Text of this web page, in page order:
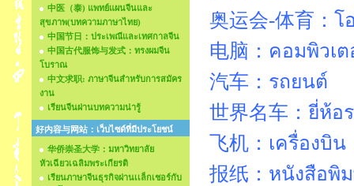
中医（泰) แพทย์แผนจีนและ
สุขภาพ(บทความภาษาไทย)
中国节日：ประเพณีและเทศกาลจีน
中国古代服饰与发式：ทรงผมจีน
โบราณ
中文求职: ภาษาจีนสำหรับการสมัคร
งาน
เรียนจีนผ่านบทความน่ารู้
好内容与网站：เว็บไซด์ที่มีประโยชน์
华侨崇圣大学：มหาวิทยาลัย
หัวเฉียวเฉลิมพระเกียรติ
เรียนภาษาจีนธุรกิจผ่านเเล็กเชอร์กับ
奥运会-体育：
电脑：คอมพิวเ
汽车：รถยนต์
世界名车：ยี่ห้
飞机：เครื่องบิน
报纸：หนังสือพิ